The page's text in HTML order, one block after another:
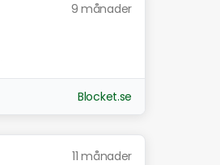
9 månader
Blocket.se
11 månader